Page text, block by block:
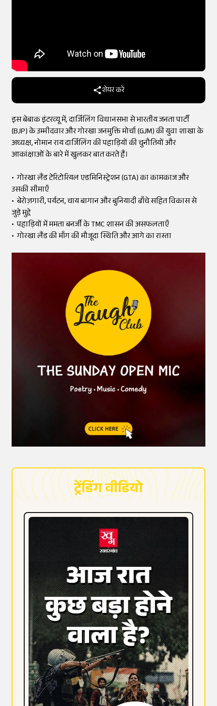
शेयर करें
इस बेबाक इंटरव्यू में, दार्जिलिंग विधानसभा से भारतीय जनता पार्टी
(BJP) के उम्मीदवार और गोरखा जनमुक्ति मोर्चा (GJM) की युवा शाखा के
अध्यक्ष, नोमान राय दार्जिलिंग की पहाड़ियों की चुनौतियों और
आकांक्षाओं के बारे में खुलकर बात करते हैं।
• गोरखा लैंड टेरिटोरियल एडमिनिस्ट्रेशन (GTA) का कामकाज और
उसकी सीमाएँ
• बेरोज़गारी, पर्यटन, चाय बागान और बुनियादी ढाँचे सहित विकास से
जुड़े मुद्दे
• पहाड़ियों में ममता बनर्जी के TMC शासन की असफलताएँ
• गोरखा लैंड की माँग की मौजूदा स्थिति और आगे का रास्ता
ट्रेंडिंग वीडियो